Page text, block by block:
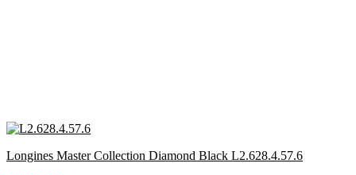
Longines Master Collection Diamond Black L2.628.4.57.6